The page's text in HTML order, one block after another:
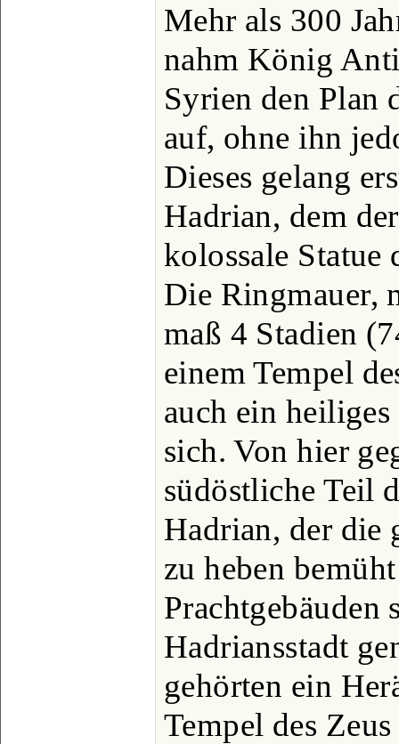
Mehr als 300
nahm König
Syrien den Plan
auf, ohne ihn
Dieses gelang
Hadrian, dem
kolossale Statue
Die Ringmauer,
maß 4 Stadien
einem Tempel
auch ein
sich. Von hier
südöstliche Teil
Hadrian, der die
zu heben
Prachtgebäuden
Hadriansstadt
gehörten ein
Tempel des